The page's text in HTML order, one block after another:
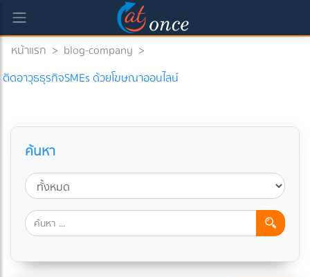
หน้าแรก > blog-company >
ติดอาวุธธุรกิจSMEs ด้วยโฆษณาออนไลน์
ค้นหา